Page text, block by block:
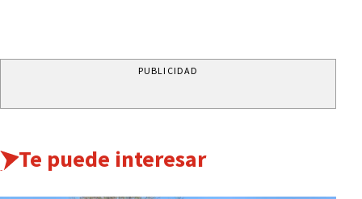
PUBLICIDAD
Te puede interesar